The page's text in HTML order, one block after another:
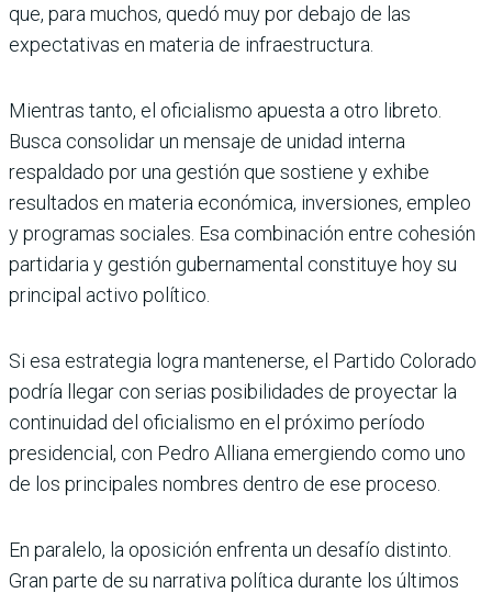
que, para muchos, quedó muy por debajo de las
expectativas en materia de infraestructura.
Mientras tanto, el oficialismo apuesta a otro libreto.
Busca consolidar un mensaje de unidad interna
respaldado por una gestión que sostiene y exhibe
resultados en materia económica, inversiones, empleo
y programas sociales. Esa combinación entre cohesión
partidaria y gestión gubernamental constituye hoy su
principal activo político.
Si esa estrategia logra mantenerse, el Partido Colorado
podría llegar con serias posibilidades de proyectar la
continuidad del oficialismo en el próximo período
presidencial, con Pedro Alliana emergiendo como uno
de los principales nombres dentro de ese proceso.
En paralelo, la oposición enfrenta un desafío distinto.
Gran parte de su narrativa política durante los últimos